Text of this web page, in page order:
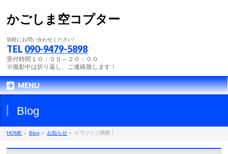
かごしま空コプター
気軽にお問い合わせください!
TEL 090-9479-5898
受付時間１０：００～２０：００
※撮影中は折り返し、ご連絡致します！
MENU
Blog
HOME » Blog » お知らせ » イワツツジ満開！